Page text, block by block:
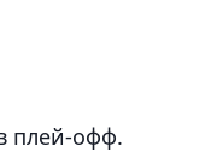
плей-офф.